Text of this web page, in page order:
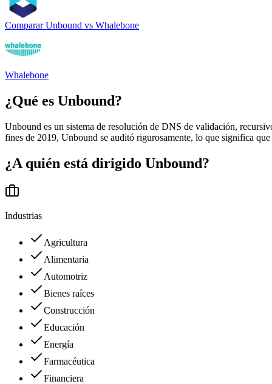
Comparar Unbound vs Whalebone
Whalebone
¿Qué es Unbound?
Unbound es un sistema de resolución de DNS de validación,
fines de 2019, Unbound se auditó rigurosamente, lo que significa
¿A quién está dirigido Unbound?
Industrias
Agricultura
Alimentaria
Automotriz
Bienes raíces
Construcción
Educación
Energía
Farmacéutica
Financiera